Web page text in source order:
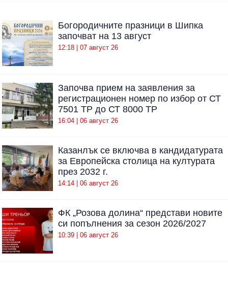
Богородичните празници в Шипка
започват на 13 август
12:18 | 07 август 26
Започва прием на заявления за
регистрационен номер по избор от СТ
7501 ТР до СТ 8000 ТР
16:04 | 06 август 26
Казанлък се включва в кандидатурата
за Европейска столица на културата
през 2032 г.
14:14 | 06 август 26
ФК „Розова долина“ представи новите
си попълнения за сезон 2026/2027
10:39 | 06 август 26